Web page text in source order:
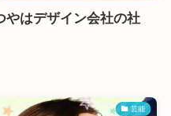
やはデザイン会社の社
芸能